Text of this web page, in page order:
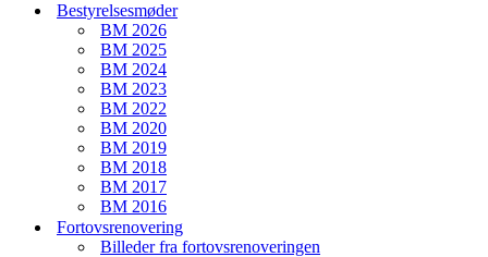
Bestyrelsesmøder
BM 2026
BM 2025
BM 2024
BM 2023
BM 2022
BM 2020
BM 2019
BM 2018
BM 2017
BM 2016
Fortovsrenovering
Billeder fra fortovsrenoveringen